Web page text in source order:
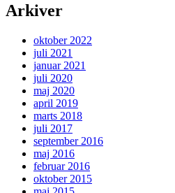
Arkiver
oktober 2022
juli 2021
januar 2021
juli 2020
maj 2020
april 2019
marts 2018
juli 2017
september 2016
maj 2016
februar 2016
oktober 2015